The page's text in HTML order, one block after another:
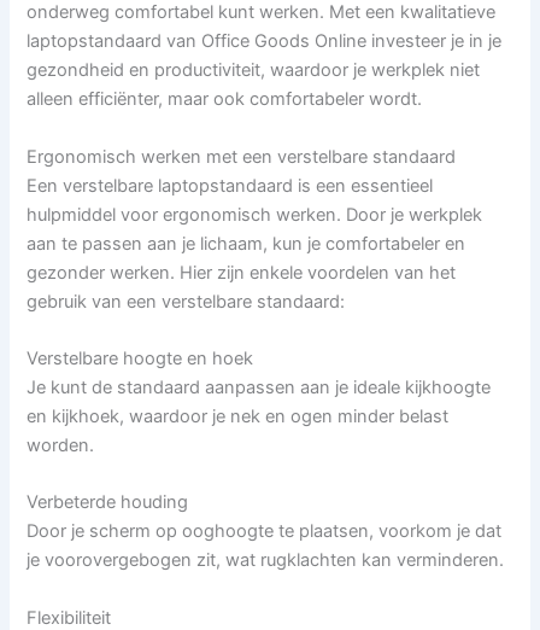
onderweg comfortabel kunt werken. Met een kwalitatieve
laptopstandaard van Office Goods Online investeer je in je
gezondheid en productiviteit, waardoor je werkplek niet
alleen efficiënter, maar ook comfortabeler wordt.
Ergonomisch werken met een verstelbare standaard
Een verstelbare laptopstandaard is een essentieel
hulpmiddel voor ergonomisch werken. Door je werkplek
aan te passen aan je lichaam, kun je comfortabeler en
gezonder werken. Hier zijn enkele voordelen van het
gebruik van een verstelbare standaard:
Verstelbare hoogte en hoek
Je kunt de standaard aanpassen aan je ideale kijkhoogte
en kijkhoek, waardoor je nek en ogen minder belast
worden.
Verbeterde houding
Door je scherm op ooghoogte te plaatsen, voorkom je dat
je voorovergebogen zit, wat rugklachten kan verminderen.
Flexibiliteit